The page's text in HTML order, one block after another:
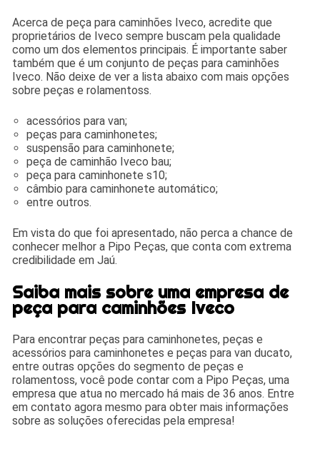
Acerca de peça para caminhões Iveco, acredite que
proprietários de Iveco sempre buscam pela qualidade
como um dos elementos principais. É importante saber
também que é um conjunto de peças para caminhões
Iveco. Não deixe de ver a lista abaixo com mais opções
sobre peças e rolamentoss.
acessórios para van;
peças para caminhonetes;
suspensão para caminhonete;
peça de caminhão Iveco bau;
peça para caminhonete s10;
câmbio para caminhonete automático;
entre outros.
Em vista do que foi apresentado, não perca a chance de
conhecer melhor a Pipo Peças, que conta com extrema
credibilidade em Jaú.
Saiba mais sobre uma empresa de
peça para caminhões Iveco
Para encontrar peças para caminhonetes, peças e
acessórios para caminhonetes e peças para van ducato,
entre outras opções do segmento de peças e
rolamentoss, você pode contar com a Pipo Peças, uma
empresa que atua no mercado há mais de 36 anos. Entre
em contato agora mesmo para obter mais informações
sobre as soluções oferecidas pela empresa!